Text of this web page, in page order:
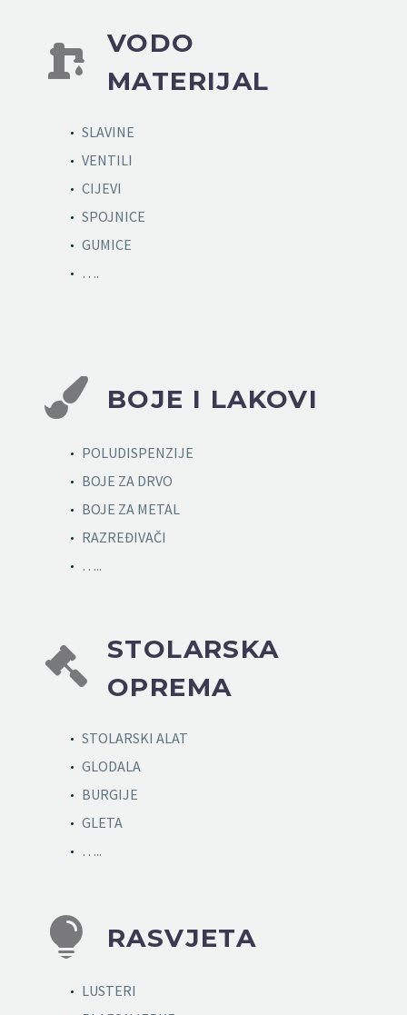


VODO
MATERIJAL
SLAVINE
VENTILI
CIJEVI
SPOJNICE
GUMICE
….

 BOJE I LAKOVI
POLUDISPENZIJE
BOJE ZA DRVO
BOJE ZA METAL
RAZREĐIVAČI
…..


STOLARSKA
OPREMA
STOLARSKI ALAT
GLODALA
BURGIJE
GLETA
…..

 RASVJETA
LUSTERI